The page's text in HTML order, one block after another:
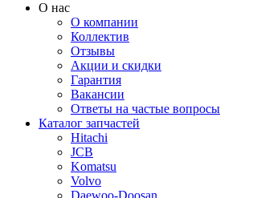
О нас
О компании
Коллектив
Отзывы
Акции и скидки
Гарантия
Вакансии
Ответы на частые вопросы
Каталог запчастей
Hitachi
JCB
Komatsu
Volvo
Daewoo-Doosan